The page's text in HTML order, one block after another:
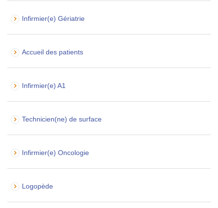
Infirmier(e) Gériatrie
Accueil des patients
Infirmier(e) A1
Technicien(ne) de surface
Infirmier(e) Oncologie
Logopède